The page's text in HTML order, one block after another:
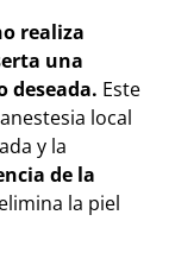
realiza
una
deseada. Este
local
y la
de la
la piel